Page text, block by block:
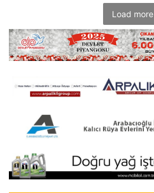
Load more